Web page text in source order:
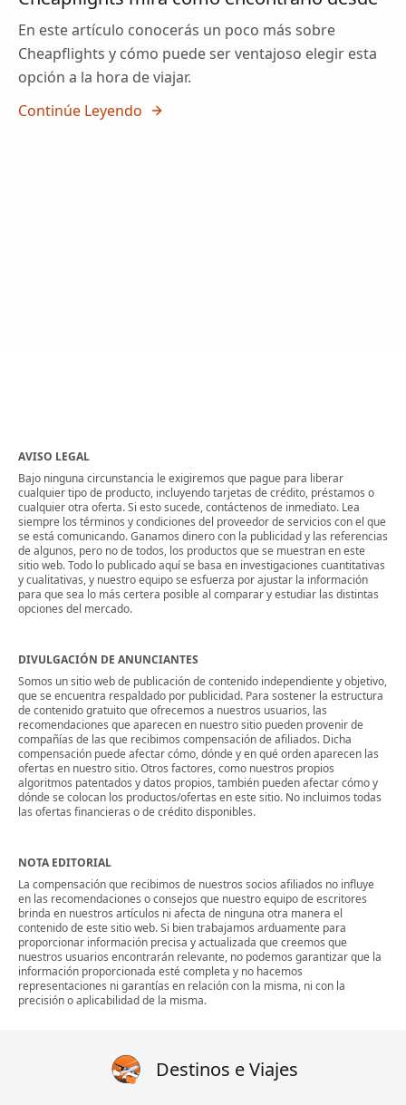
En este artículo conocerás un poco más sobre
Cheapflights y cómo puede ser ventajoso elegir esta
opción a la hora de viajar.
Continúe Leyendo
AVISO LEGAL
Bajo ninguna circunstancia le exigiremos que pague para liberar
cualquier tipo de producto, incluyendo tarjetas de crédito, préstamos o
cualquier otra oferta. Si esto sucede, contáctenos de inmediato. Lea
siempre los términos y condiciones del proveedor de servicios con el que
se está comunicando. Ganamos dinero con la publicidad y las referencias
de algunos, pero no de todos, los productos que se muestran en este
sitio web. Todo lo publicado aquí se basa en investigaciones cuantitativas
y cualitativas, y nuestro equipo se esfuerza por ajustar la información
para que sea lo más certera posible al comparar y estudiar las distintas
opciones del mercado.
DIVULGACIÓN DE ANUNCIANTES
Somos un sitio web de publicación de contenido independiente y objetivo,
que se encuentra respaldado por publicidad. Para sostener la estructura
de contenido gratuito que ofrecemos a nuestros usuarios, las
recomendaciones que aparecen en nuestro sitio pueden provenir de
compañías de las que recibimos compensación de afiliados. Dicha
compensación puede afectar cómo, dónde y en qué orden aparecen las
ofertas en nuestro sitio. Otros factores, como nuestros propios
algoritmos patentados y datos propios, también pueden afectar cómo y
dónde se colocan los productos/ofertas en este sitio. No incluimos todas
las ofertas financieras o de crédito disponibles.
NOTA EDITORIAL
La compensación que recibimos de nuestros socios afiliados no influye
en las recomendaciones o consejos que nuestro equipo de escritores
brinda en nuestros artículos ni afecta de ninguna otra manera el
contenido de este sitio web. Si bien trabajamos arduamente para
proporcionar información precisa y actualizada que creemos que
nuestros usuarios encontrarán relevante, no podemos garantizar que la
información proporcionada esté completa y no hacemos
representaciones ni garantías en relación con la misma, ni con la
precisión o aplicabilidad de la misma.
Destinos e Viajes